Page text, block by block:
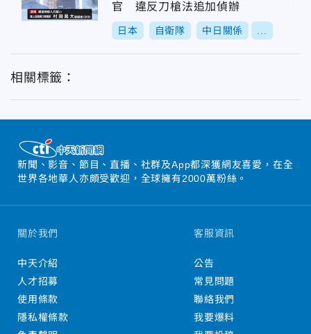
官 違反刀槍法追加偵辦
日本 自衛隊 中日關係
相關標籤：
新聞、影音、節目、直播、社群及App都深獲網友喜愛，在全
世界各地華人亦頗受歡迎，全球擁有2000萬粉絲。
關於我們
中天介紹
人才招募
使用條款
隱私權條款
客服資訊
公告
常見問題
聯絡我們
我要爆料